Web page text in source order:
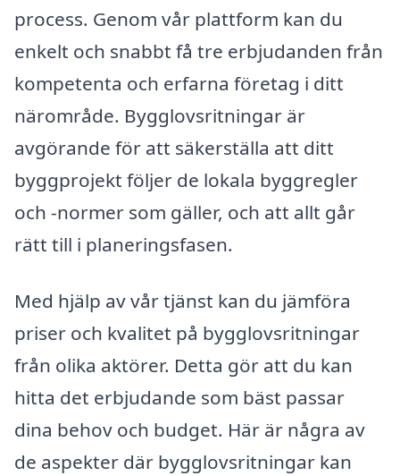
process. Genom vår plattform kan du
enkelt och snabbt få tre erbjudanden från
kompetenta och erfarna företag i ditt
närområde. Bygglovsritningar är
avgörande för att säkerställa att ditt
byggprojekt följer de lokala byggregler
och -normer som gäller, och att allt går
rätt till i planeringsfasen.
Med hjälp av vår tjänst kan du jämföra
priser och kvalitet på bygglovsritningar
från olika aktörer. Detta gör att du kan
hitta det erbjudande som bäst passar
dina behov och budget. Här är några av
de aspekter där bygglovsritningar kan